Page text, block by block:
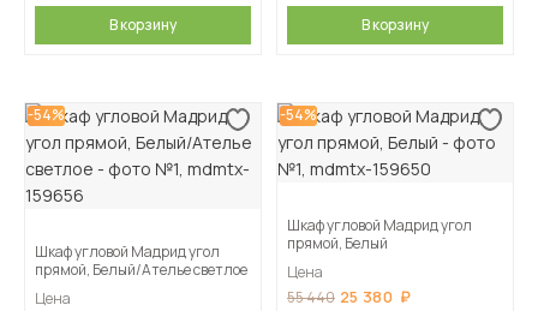
В корзину В корзину
-54%
Шкаф угловой Мадрид угол
прямой, Белый/Ателье светлое
Цена
-54%
Шкаф угловой Мадрид угол
прямой, Белый
Цена
55 440 25 380